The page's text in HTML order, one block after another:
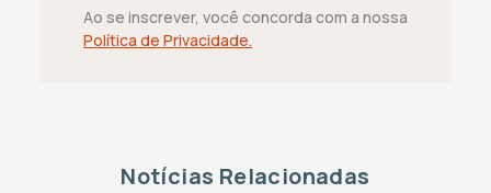
Ao se inscrever, você concorda com a nossa
Política de Privacidade.
Notícias Relacionadas